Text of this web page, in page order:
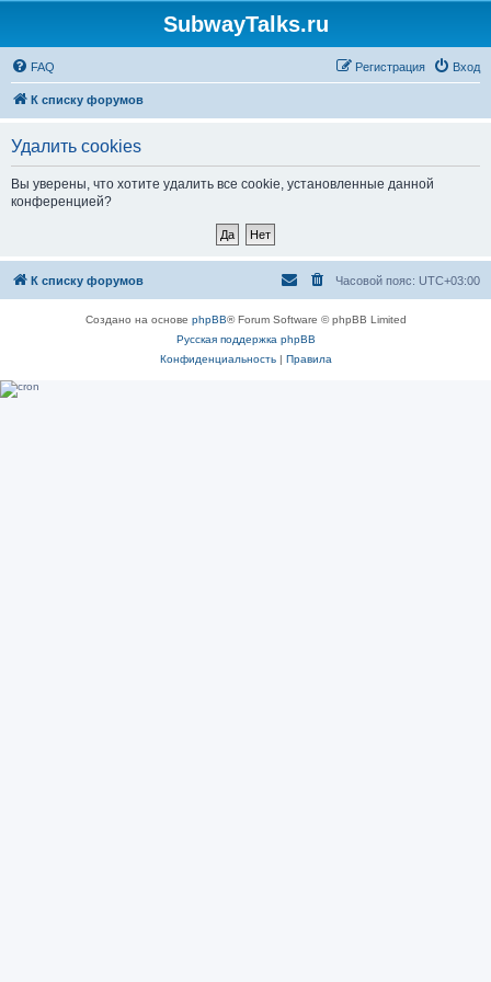
SubwayTalks.ru
FAQ Вход
Регистрация
К списку форумов
Удалить cookies
Вы уверены, что хотите удалить все cookie, установленные данной
конференцией?
К списку форумов Часовой пояс: UTC+03:00
Создано на основе phpBB® Forum Software © phpBB Limited
Русская поддержка phpBB
Конфиденциальность| Правила